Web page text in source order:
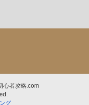
心者攻略.com